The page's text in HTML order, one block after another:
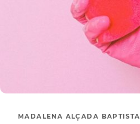
MADALENA ALÇADA BAPTISTA